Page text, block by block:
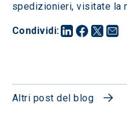
Condividi:
spedizionieri, visitate la
Altri post del blog